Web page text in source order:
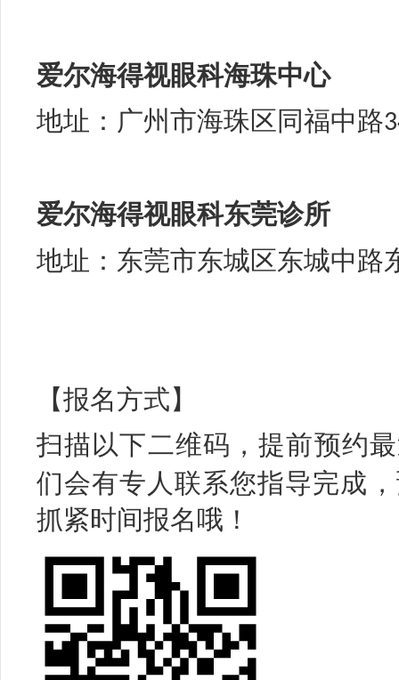
爱尔海得视眼科海珠中心
地址：广州市海珠区同福中路
爱尔海得视眼科东莞诊所
地址：东莞市东城区东城中路
【报名方式】
扫描以下二维码 ，提前预约
们会有专人联系您指导完成 ，
抓紧时间报名哦！